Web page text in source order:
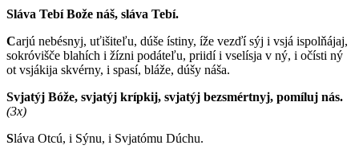
Sláva Tebí Bože náš, sláva Tebí.
Carjú nebésnyj, uťišiteľu, dúše ístiny, íže vezďí sýj i vsjá ispolňájaj,
sokróvišče blahích i žízni podáteľu, priidí i vselísja v ný, i očísti ný
ot vsjákija skvérny, i spasí, bláže, dúšy náša.
Svjatýj Bóže, svjatýj krípkij, svjatýj bezsmértnyj, pomíluj nás.
(3x)
Sláva Otcú, i Sýnu, i Svjatómu Dúchu.